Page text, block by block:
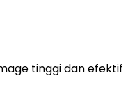
tinggi dan efektif